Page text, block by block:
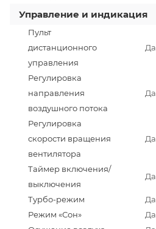
Управление и индикация
Пульт
дистанционного
управления
Да
Регулировка
направления
воздушного потока
Да
Регулировка
скорости вращения
вентилятора
Да
Таймер включения/
выключения
Да
Турбо-режим
Да
Режим «Сон»
Да